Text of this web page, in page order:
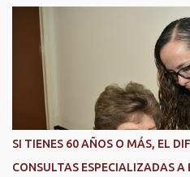
SI TIENES 60 AÑOS O MÁS, EL
CONSULTAS ESPECIALIZADAS A